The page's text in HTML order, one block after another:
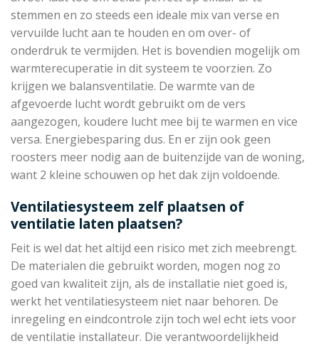
stemmen en zo steeds een ideale mix van verse en
vervuilde lucht aan te houden en om over- of
onderdruk te vermijden. Het is bovendien mogelijk om
warmterecuperatie in dit systeem te voorzien. Zo
krijgen we balansventilatie. De warmte van de
afgevoerde lucht wordt gebruikt om de vers
aangezogen, koudere lucht mee bij te warmen en vice
versa. Energiebesparing dus. En er zijn ook geen
roosters meer nodig aan de buitenzijde van de woning,
want 2 kleine schouwen op het dak zijn voldoende.
Ventilatiesysteem zelf plaatsen of
ventilatie laten plaatsen?
Feit is wel dat het altijd een risico met zich meebrengt.
De materialen die gebruikt worden, mogen nog zo
goed van kwaliteit zijn, als de installatie niet goed is,
werkt het ventilatiesysteem niet naar behoren. De
inregeling en eindcontrole zijn toch wel echt iets voor
de ventilatie installateur. Die verantwoordelijkheid